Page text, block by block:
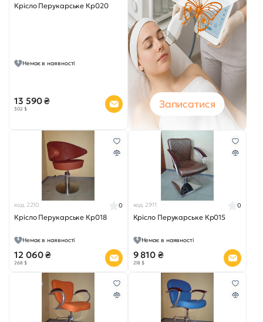
Крісло Перукарське Кр020
Немає в наявності
13 590 ₴
302 $ Записатися
код 2210
Крісло Перукарське Кр018
0
Немає в наявності
12 060 ₴
268 $
код 2911
Крісло Перукарське Кр015
0
Немає в наявності
9 810 ₴
218 $